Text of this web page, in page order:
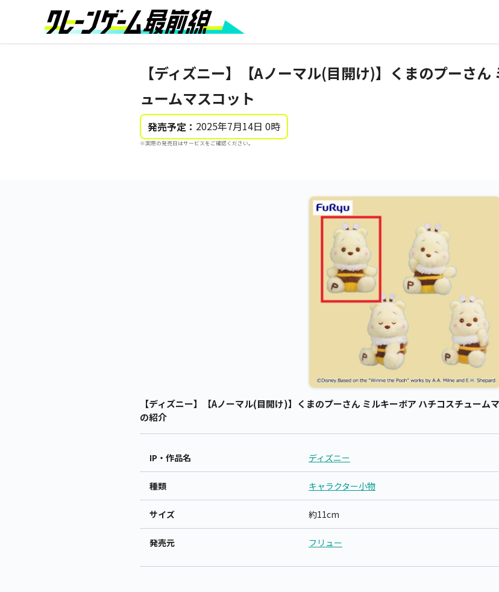
【ディズニー】【Aノーマル(目開け)】くまのプーさ
ュームマスコット
発売予定： 2025年7月14日 0時
※実際の発売日はサービスをご確認ください。
【ディズニー】【Aノーマル(目開け)】くまのプーさん ミルキーボア ハチコスチューム
の紹介
IP・作品名 ディズニー
種類 キャラクター小物
サイズ 約11cm
発売元 フリュー